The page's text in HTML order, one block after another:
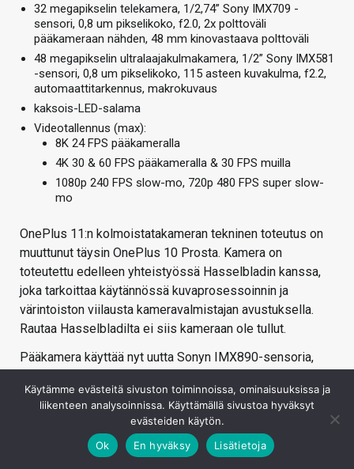
32 megapikselin telekamera, 1/2,74” Sony IMX709 -
sensori, 0,8 um pikselikoko, f2.0, 2x polttoväli
pääkameraan nähden, 48 mm kinovastaava polttoväli
48 megapikselin ultralaajakulmakamera, 1/2” Sony IMX581
-sensori, 0,8 um pikselikoko, 115 asteen kuvakulma, f2.2,
automaattitarkennus, makrokuvaus
kaksois-LED-salama
Videotallennus (max):
8K 24 FPS pääkameralla
4K 30 & 60 FPS pääkameralla & 30 FPS muilla
1080p 240 FPS slow-mo, 720p 480 FPS super slow-
mo
OnePlus 11:n kolmoistatakameran tekninen toteutus on
muuttunut täysin OnePlus 10 Prosta. Kamera on
toteutettu edelleen yhteistyössä Hasselbladin kanssa,
joka tarkoittaa käytännössä kuvaprosessoinnin ja
värintoiston viilausta kameravalmistajan avustuksella.
Rautaa Hasselbladilta ei siis kameraan ole tullut.
Pääkamera käyttää nyt uutta Sonyn IMX890-sensoria,
korkeampi, mutta sensori- ja pikselikoko itseasiassa
aiempaa pienempi (1/1,56” vs. 1/1,43”).
Lasertarkennuksesta on myöskin luovuttu.
Ultralaajakulmakameran sensori on vaihtunut ja resoluutio
Käytämme evästeitä sivuston toiminnoissa, ominaisuuksissa ja
liikenteen analysoinnissa. Käyttämällä sivustoa hyväksyt
evästeiden käytön.
Ok
En hyväksy Lisätietoja